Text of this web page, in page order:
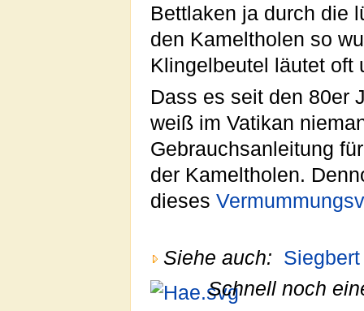
Bettlaken ja durch die
den Kameltholen so
Klingelbeutel läutet oft
Dass es seit den 80er
weiß im Vatikan
Gebrauchsanleitung
der Kameltholen.
dieses
Siehe auch:
Schnell noch